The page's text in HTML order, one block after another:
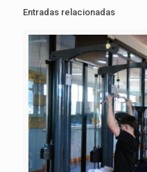
Entradas relacionadas